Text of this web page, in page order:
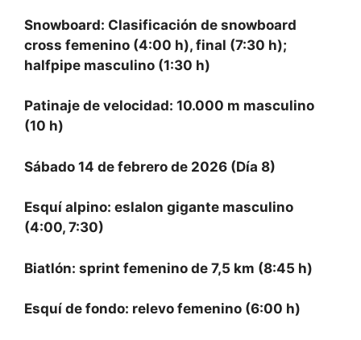
Snowboard: Clasificación de snowboard
cross femenino (4:00 h), final (7:30 h);
halfpipe masculino (1:30 h)
Patinaje de velocidad: 10.000 m masculino
(10 h)
Sábado 14 de febrero de 2026 (Día 8)
Esquí alpino: eslalon gigante masculino
(4:00, 7:30)
Biatlón: sprint femenino de 7,5 km (8:45 h)
Esquí de fondo: relevo femenino (6:00 h)